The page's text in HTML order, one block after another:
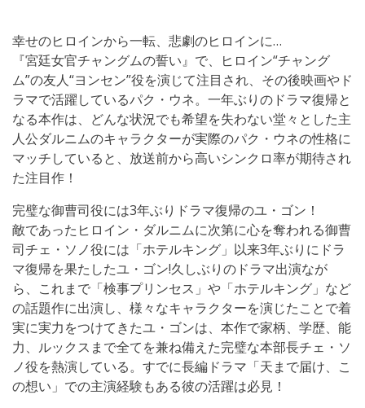
幸せのヒロインから一転、悲劇のヒロインに…
『宮廷女官チャングムの誓い』で、ヒロイン“チャング
ム”の友人“ヨンセン”役を演じて注目され、その後映画やド
ラマで活躍しているパク・ウネ。一年ぶりのドラマ復帰と
なる本作は、どんな状況でも希望を失わない堂々とした主
人公ダルニムのキャラクターが実際のパク・ウネの性格に
マッチしていると、放送前から高いシンクロ率が期待され
た注目作！
完璧な御曹司役には3年ぶりドラマ復帰のユ・ゴン！
敵であったヒロイン・ダルニムに次第に心を奪われる御曹
司チェ・ソノ役には「ホテルキング」以来3年ぶりにドラ
マ復帰を果たしたユ・ゴン!久しぶりのドラマ出演なが
ら、これまで「検事プリンセス」や「ホテルキング」など
の話題作に出演し、様々なキャラクターを演じたことで着
実に実力をつけてきたユ・ゴンは、本作で家柄、学歴、能
力、ルックスまで全てを兼ね備えた完璧な本部長チェ・ソ
ノ役を熱演している。すでに長編ドラマ「天まで届け、こ
の想い」での主演経験もある彼の活躍は必見！